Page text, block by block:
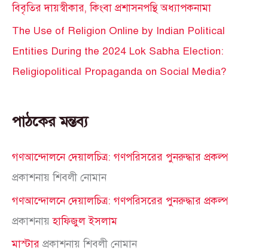
বিবৃতির দায়স্বীকার, কিংবা প্রশাসনপন্থি অধ্যাপকনামা
The Use of Religion Online by Indian Political
Entities During the 2024 Lok Sabha Election:
Religiopolitical Propaganda on Social Media?
পাঠকের মন্তব্য
গণআন্দোলনে দেয়ালচিত্র: গণপরিসরের পুনরুদ্ধার প্রকল্প
প্রকাশনায়শিবলী নোমান
গণআন্দোলনে দেয়ালচিত্র: গণপরিসরের পুনরুদ্ধার প্রকল্প
প্রকাশনায়হাফিজুল ইসলাম
মাস্টার প্রকাশনায়শিবলী নোমান